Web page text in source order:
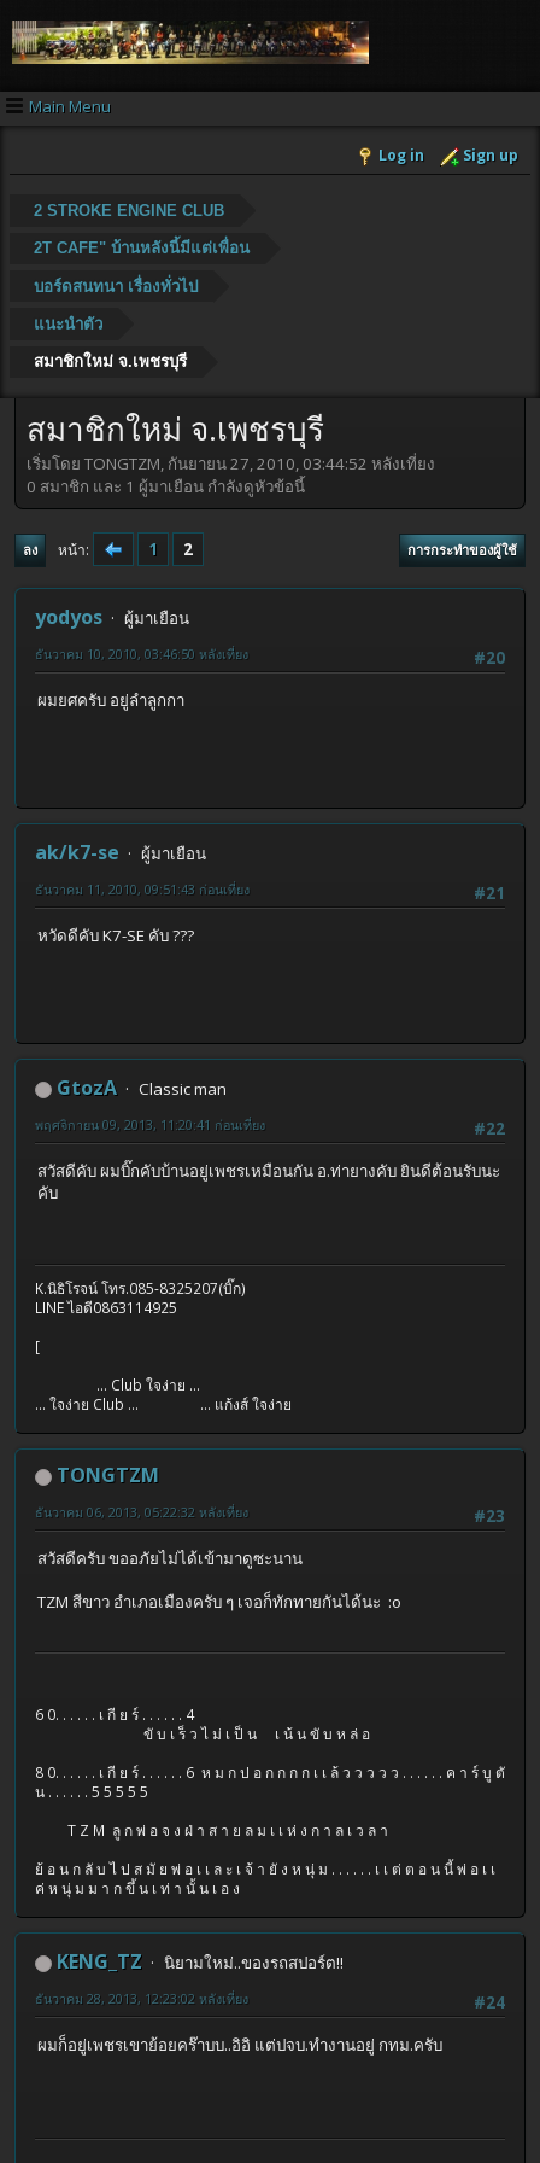
Main Menu
Log in Sign up
2 STROKE ENGINE CLUB
2T CAFE" บ้านหลังนี้มีแต่เพื่อน
บอร์ดสนทนา เรื่องทั่วไป
แนะนำตัว
สมาชิกใหม่ จ.เพชรบุรี
สมาชิกใหม่ จ.เพชรบุรี
เริ่มโดย TONGTZM, กันยายน 27, 2010, 03:44:52 หลังเที่ยง
0 สมาชิก และ 1 ผู้มาเยือน กำลังดูหัวข้อนี้
ลง หน้า 1 2 การกระทำของผู้ใช้
yodyos
ผู้มาเยือน
#20
ธันวาคม 10, 2010, 03:46:50 หลังเที่ยง
ผมยศครับ อยู่ลำลูกกา
ak/k7-se
ผู้มาเยือน
#21
ธันวาคม 11, 2010, 09:51:43 ก่อนเที่ยง
หวัดดีคับ K7-SE คับ ???
GtozA
Classic man
#22
พฤศจิกายน 09, 2013, 11:20:41 ก่อนเที่ยง
สวัสดีคับ ผมบิ๊กคับบ้านอยู่เพชรเหมือนกัน อ.ท่ายางคับ ยินดีต้อนรับนะ
คับ
K.นิธิโรจน์ โทร.085-8325207(บิ๊ก)
LINE ไอดี0863114925
[
... Club ใจง่าย ...
... ใจง่าย Club ... ... แก้งส์ ใจง่าย
TONGTZM
#23
ธันวาคม 06, 2013, 05:22:32 หลังเที่ยง
สวัสดีครับ ขออภัยไม่ได้เข้ามาดูซะนาน
TZM สีขาว อำเภอเมืองครับ ๆ เจอก็ทักทายกันได้นะ :o
6 0. . . . . . เ กี ย ร์ . . . . . . 4
ขั บ เ ร็ ว ไ ม่ เ ป็ น เ น้ น ขั บ ห ล่ อ
8 0. . . . . . เ กี ย ร์ . . . . . . 6 ห ม ก ป อ ก ก ก ก เ เ ล้ ว ว ว ว ว . . . . . . ค า ร์ บู ตั
น . . . . . . 5 5 5 5 5
T Z M ลู ก พ่ อ จ ง ฝ่ า ส า ย ล ม เ เ ห่ ง ก า ล เ ว ล า
ย้ อ น ก ลั บ ไ ป ส มั ย พ่ อ เ เ ล ะ เ จ้ า ยั ง ห นุ่ ม . . . . . . เ เ ต่ ต อ น นี้ พ่ อ เ เ
ค่ ห นุ่ ม ม า ก ขึ้ น เ ท่ า นั้ น เ อ ง
KENG_TZ
นิยามใหม่..ของรถสปอร์ต!!
#24
ธันวาคม 28, 2013, 12:23:02 หลังเที่ยง
ผมก็อยู่เพชรเขาย้อยคร๊าบบ..อิอิ แต่ปจบ.ทำงานอยู่ กทม.ครับ